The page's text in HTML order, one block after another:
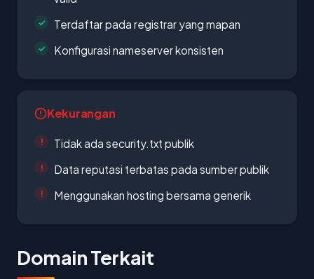
Terdaftar pada registrar yang mapan
Konfigurasi nameserver konsisten
Kekurangan
Tidak ada security.txt publik
Data reputasi terbatas pada sumber publik
Menggunakan hosting bersama generik
Domain Terkait